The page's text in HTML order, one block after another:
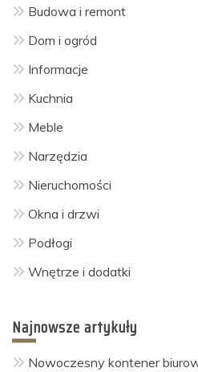
Budowa i remont
Dom i ogród
Informacje
Kuchnia
Meble
Narzędzia
Nieruchomości
Okna i drzwi
Podłogi
Wnętrze i dodatki
Najnowsze artykuły
Nowoczesny kontener